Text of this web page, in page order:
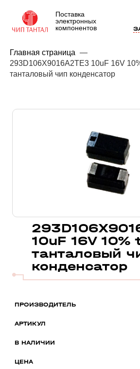
Поставка
электронных
компонентов
Главная страница —
293D106X9016A2TE3 10uF 16V
танталовый чип конденсатор
10uF 16V 10%
танталовый
конденсатор
ПРОИЗВОДИТЕЛЬ
АРТИКУЛ
В НАЛИЧИИ
ЦЕНА